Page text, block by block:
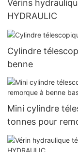
Vérins
HYDRAULIC
Cylindre
benne
Mini cylindre
tonnes pour